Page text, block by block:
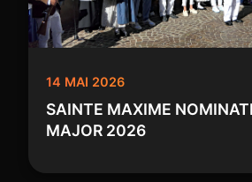
14 MAI 2026
SAINTE MAXIME
MAJOR 2026